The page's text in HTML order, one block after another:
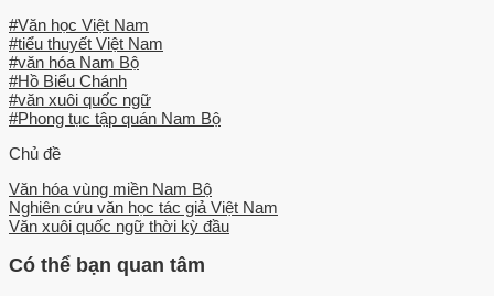
Năm 1935, ông đổi về Sài Gòn đến năm 1936, được thăng Đốc Phủ
Sứ. Nam 1937, ông xin được về hưu trí tuy nhiên chính phủ Pháp
viện cớ không có người thay thể nên tiếp tục bổ nhiệm ông cho đến
cuối tháng 6 năm 1941. Tháng 8 năm 1941, Hồ Biểu Chánh lại
được cử làm Nghị viên Hội đồng Liên bang Đông Dương, sau đó ít
chức phó Đốc lý. Từ năm 1942 đến năm 1944, ông là Nghị viên Hội
đồng quản trị Sải Gòn - Chợ Lớn đồng thời giữ cương vị giám đốc
tờ báo Nam Kỳ (uẩn báo.
Tờ báo thực hiện được 85 số thì bị đình bản. 'Cũng trong những
năm này, ông cho khôi phục lại Đại Việt xp chí dưới hình thức bộ
#Văn học Việt Nam
#tiểu thuyết Việt Nam
#văn hóa Nam Bộ
#Hồ Biểu Chánh
#văn xuôi quốc ngữ
#Phong tục tập quán Nam Bộ
Chủ đề
Văn hóa vùng miền Nam Bộ
Nghiên cứu văn học tác giả Việt Nam
Văn xuôi quốc ngữ thời kỳ đầu
Có thể bạn quan tâm